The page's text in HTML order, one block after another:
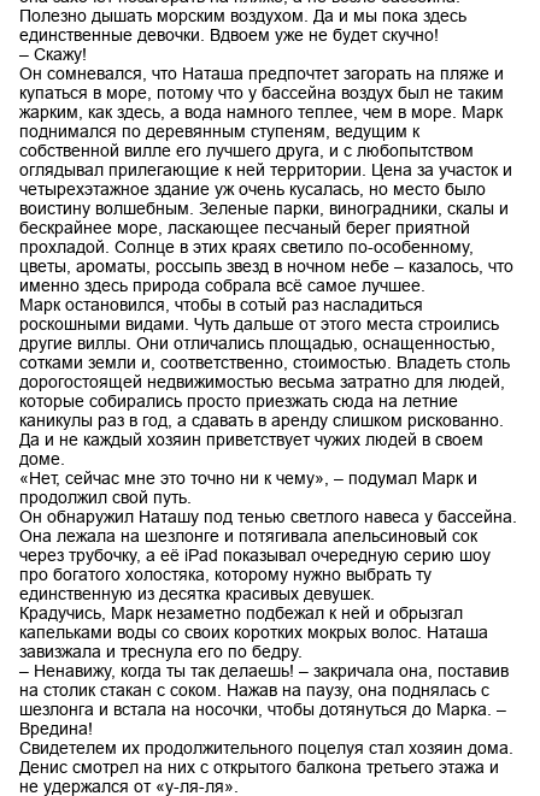
Полезно дышать морским воздухом. Да и мы пока здесь
единственные девочки. Вдвоем уже не будет скучно!
– Скажу!
Он сомневался, что Наташа предпочтет загорать на пляже и
купаться в море, потому что у бассейна воздух был не таким
жарким, как здесь, а вода намного теплее, чем в море. Марк
поднимался по деревянным ступеням, ведущим к
собственной вилле его лучшего друга, и с любопытством
оглядывал прилегающие к ней территории. Цена за участок и
четырехэтажное здание уж очень кусалась, но место было
воистину волшебным. Зеленые парки, виноградники, скалы и
бескрайнее море, ласкающее песчаный берег приятной
прохладой. Солнце в этих краях светило по-особенному,
цветы, ароматы, россыпь звезд в ночном небе – казалось, что
именно здесь природа собрала всё самое лучшее.
Марк остановился, чтобы в сотый раз насладиться
роскошными видами. Чуть дальше от этого места строились
другие виллы. Они отличались площадью, оснащенностью,
сотками земли и, соответственно, стоимостью. Владеть столь
дорогостоящей недвижимостью весьма затратно для людей,
которые собирались просто приезжать сюда на летние
каникулы раз в год, а сдавать в аренду слишком рискованно.
Да и не каждый хозяин приветствует чужих людей в своем
доме.
«Нет, сейчас мне это точно ни к чему», – подумал Марк и
продолжил свой путь.
Он обнаружил Наташу под тенью светлого навеса у бассейна.
Она лежала на шезлонге и потягивала апельсиновый сок
через трубочку, а её iPad показывал очередную серию шоу
про богатого холостяка, которому нужно выбрать ту
единственную из десятка красивых девушек.
Крадучись, Марк незаметно подбежал к ней и обрызгал
капельками воды со своих коротких мокрых волос. Наташа
завизжала и треснула его по бедру.
– Ненавижу, когда ты так делаешь! – закричала она, поставив
на столик стакан с соком. Нажав на паузу, она поднялась с
шезлонга и встала на носочки, чтобы дотянуться до Марка. –
Вредина!
Свидетелем их продолжительного поцелуя стал хозяин дома.
Денис смотрел на них с открытого балкона третьего этажа и
не удержался от «у-ля-ля».